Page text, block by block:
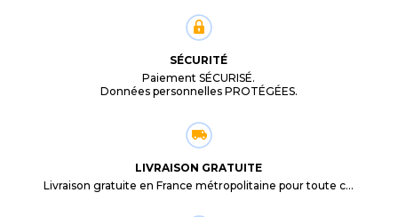
SÉCURITÉ
Paiement SÉCURISÉ.
Données personnelles PROTÉGÉES.
LIVRAISON GRATUITE
Livraison gratuite en France métropolitaine pour toute commande supérieure à 29,90€.